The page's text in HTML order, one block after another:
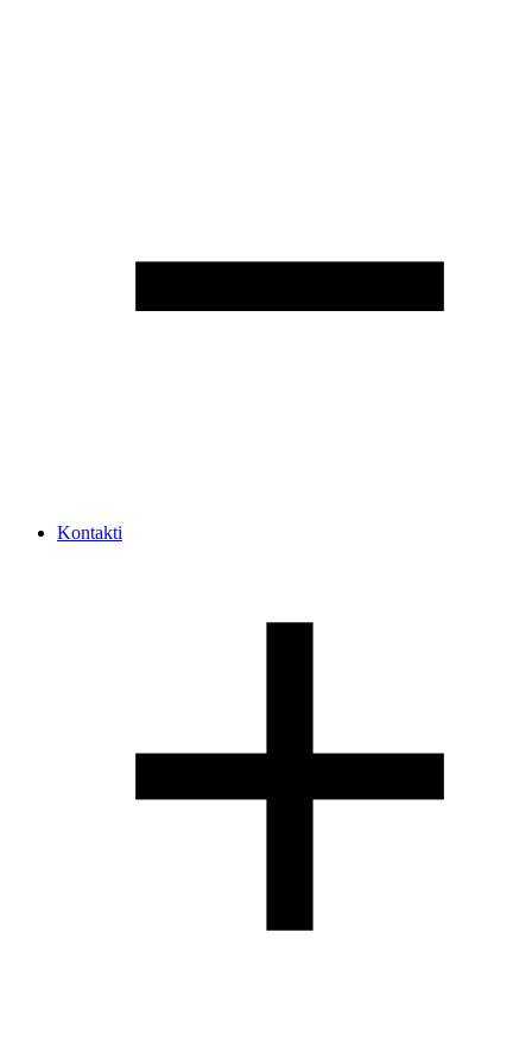
Kontakti